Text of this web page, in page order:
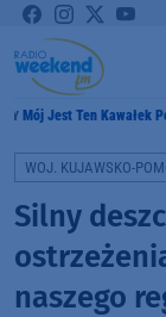
Mój Jest Ten Kawałek
WOJ. KUJAWSKO-
Silny
naszego